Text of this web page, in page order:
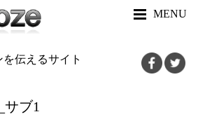
MENU
伝えるサイト
サブ1